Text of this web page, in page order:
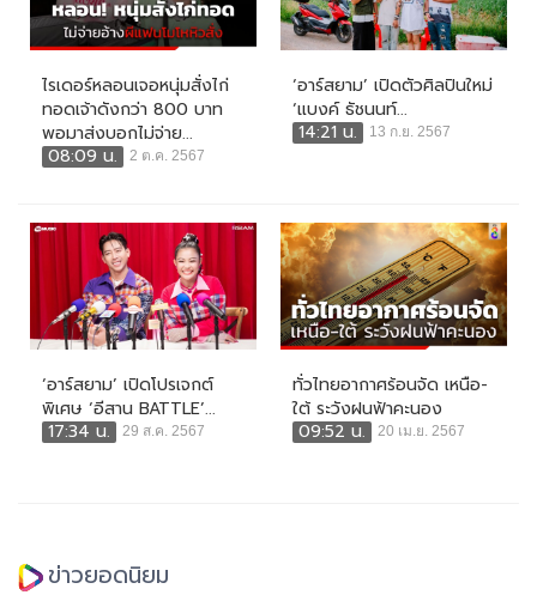
ไรเดอร์หลอนเจอหนุ่มสั่งไก่
ทอดเจ้าดังกว่า 800 บาท
พอมาส่งบอกไม่จ่าย...
08:09 น.
2 ต.ค. 2567
‘อาร์สยาม’ เปิดตัวศิลปินใหม่
‘แบงค์ ธัชนนท์...
14:21 น.
13 ก.ย. 2567
‘อาร์สยาม’ เปิดโปรเจกต์
พิเศษ ‘อีสาน BATTLE’...
17:34 น.
29 ส.ค. 2567
ทั่วไทยอากาศร้อนจัด เหนือ-
ใต้ ระวังฝนฟ้าคะนอง
09:52 น.
20 เม.ย. 2567
ข่าวยอดนิยม